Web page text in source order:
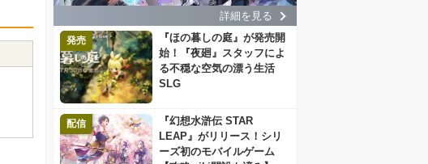
詳細を見る
発売
『ほの暮しの庭』が発売開
始！『夜廻』スタッフによ
る不穏な空気の漂う生活
SLG
配信
『幻想水滸伝 STAR
LEAP』がリリース！シリ
ーズ初のモバイルゲーム